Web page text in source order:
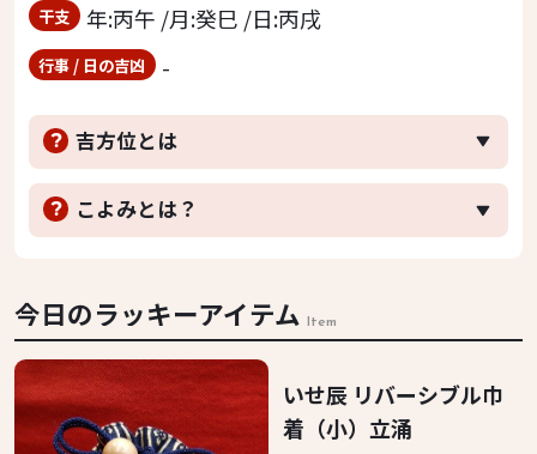
干支 年:丙午 /月:癸巳 /日:丙戌
行事 / 日の吉凶 -
吉方位とは
こよみとは？
今日のラッキーアイテム Item
いせ辰 リバーシブル巾
着（小）立涌